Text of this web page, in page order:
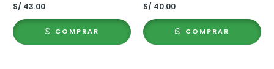
S/ 43.00
COMPRAR
S/ 40.00
COMPRAR